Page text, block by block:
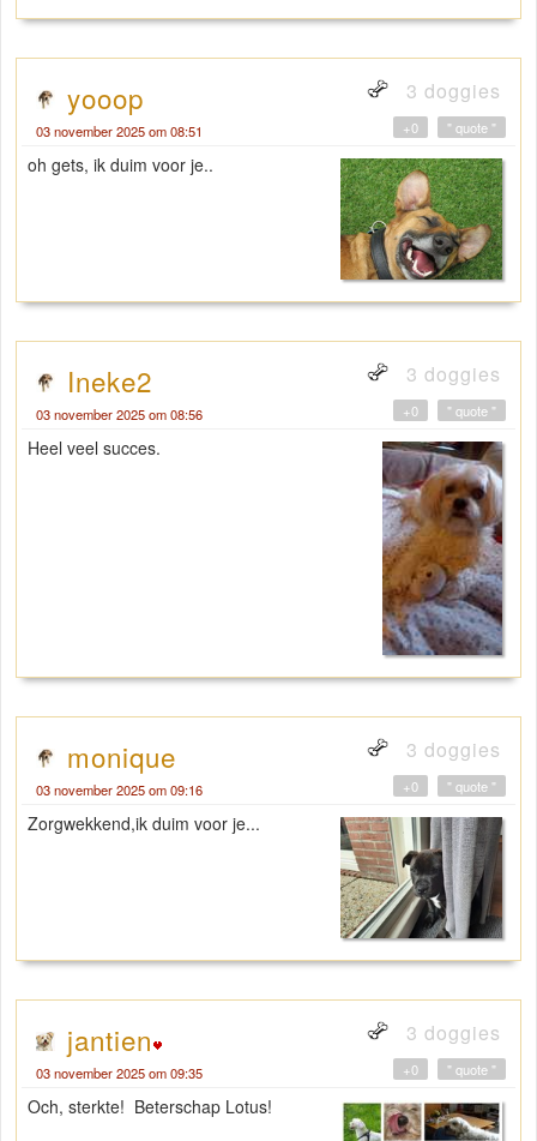
yooop 3 doggies
03 november 2025 om 08:51 " quote "
+0
oh gets, ik duim voor je..
Ineke2 3 doggies
03 november 2025 om 08:56 " quote "
+0
Heel veel succes.
monique 3 doggies
03 november 2025 om 09:16 " quote "
+0
Zorgwekkend,ik duim voor je...
jantien 3 doggies
03 november 2025 om 09:35 " quote "
+0
Och, sterkte! Beterschap Lotus!